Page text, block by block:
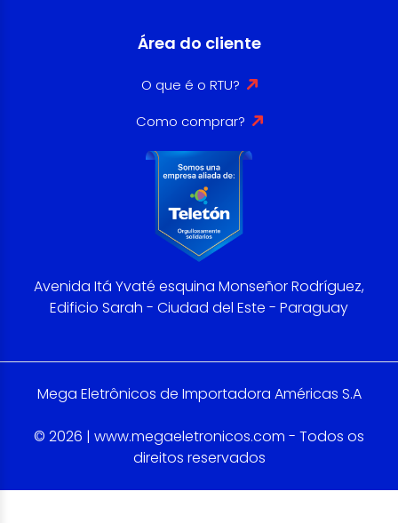
Área do cliente
O que é o RTU?
Como comprar?
Avenida Itá Yvaté esquina Monseñor Rodríguez,
Edificio Sarah - Ciudad del Este - Paraguay
Mega Eletrônicos de Importadora Américas S.A
© 2026 | www.megaeletronicos.com - Todos os
direitos reservados